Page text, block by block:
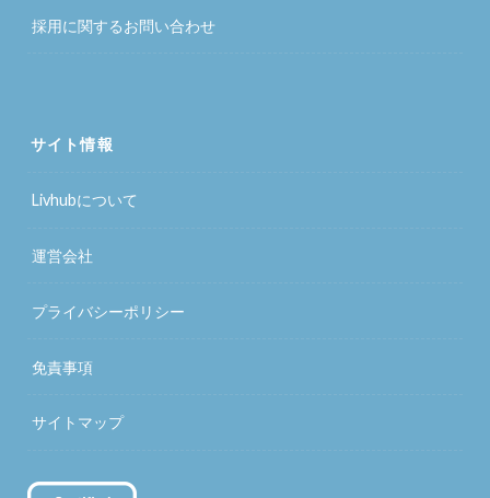
採用に関するお問い合わせ
サイト情報
Livhubについて
運営会社
プライバシーポリシー
免責事項
サイトマップ